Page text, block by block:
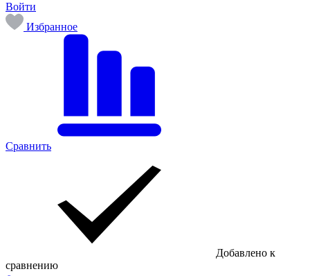
Войти
Избранное
Сравнить
Добавлено к
сравнению